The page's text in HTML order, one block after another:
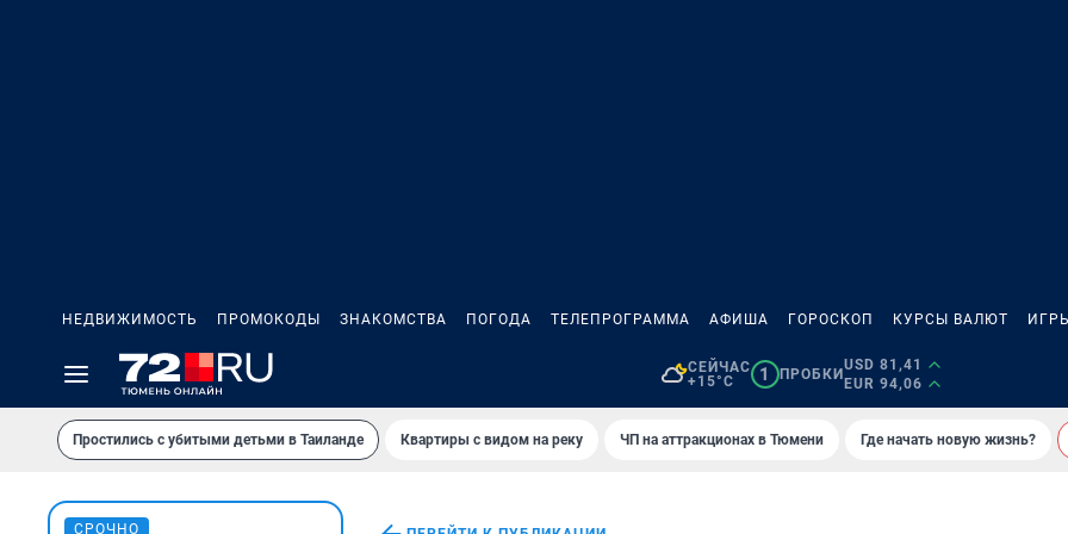
НЕДВИЖИМОСТЬ ПРОМОКОДЫ ЗНАКОМСТВА ПОГОДА ТЕЛЕПРОГРАММА АФИША ГОРОСКОП КУРСЫ ВАЛЮТ ИГРЫ
СЕЙЧАС
+15°C
1 ПРОБКИ
USD 81,41
EUR 94,06
Простились с убитыми детьми в Таиланде Квартиры с видом на реку ЧП на аттракционах в Тюмени Где начать новую жизнь?
СРОЧНО